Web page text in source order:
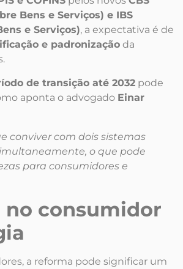
Bens e Serviços) e IBS
e Serviços), a expectativa é de
e padronização da
de transição até 2032 pode
aponta o advogado Einar
conviver com dois sistemas
o que pode
para consumidores e
no consumidor
a reforma pode significar um